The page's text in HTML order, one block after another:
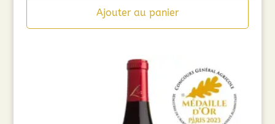
Ajouter au panier